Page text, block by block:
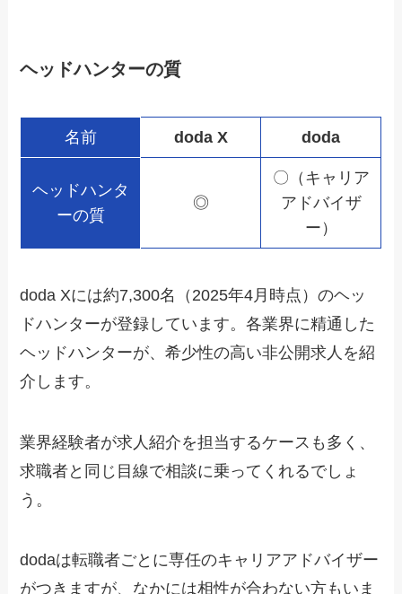
ヘッドハンターの質
名前 doda X doda
ヘッドハンタ
ーの質
◎
〇（キャリア
アドバイザ
ー）
doda Xには約7,300名（2025年4月時点）のヘッ
ドハンターが登録しています。各業界に精通した
ヘッドハンターが、希少性の高い非公開求人を紹
介します。
業界経験者が求人紹介を担当するケースも多く、
求職者と同じ目線で相談に乗ってくれるでしょ
う。
dodaは転職者ごとに専任のキャリアアドバイザー
がつきますが、なかには相性が合わない方もいま